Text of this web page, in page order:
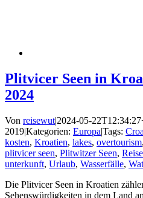
Plitvicer Seen in
2024
Von reisewut|2024-05-
2019|Kategorien: Europa|Tags:
kosten, Kroatien, lakes, overtourism,
plitvicer seen, Plitwitzer Seen,
unterkunft, Urlaub, Wasserfälle,
Die Plitvicer Seen in Kroatien
Sehenswürdigkeiten in dem Land